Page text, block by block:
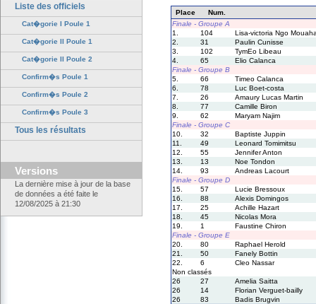
Liste des officiels
Cat�gorie I Poule 1
Cat�gorie II Poule 1
Cat�gorie II Poule 2
Confirm�s Poule 1
Confirm�s Poule 2
Confirm�s Poule 3
Tous les résultats
Versions
La dernière mise à jour de la base
de données a été faite le
12/08/2025 à 21:30
Place
Num.
Finale - Groupe A
1.
104
Lisa-victoria Ngo
2.
31
Paulin Cunisse
3.
102
TymEo Libeau
4.
65
Elio Calanca
Finale - Groupe B
5.
66
Timeo Calanca
6.
78
Luc Boet-costa
7.
26
Amaury Lucas Martin
8.
77
Camille Biron
9.
62
Maryam Najim
Finale - Groupe C
10.
32
Baptiste Juppin
11.
49
Leonard Tomimitsu
12.
55
Jennifer Anton
13.
13
Noe Tondon
14.
93
Andreas Lacourt
Finale - Groupe D
15.
57
Lucie Bressoux
16.
88
Alexis Domingos
17.
25
Achille Hazart
18.
45
Nicolas Mora
19.
1
Faustine Chiron
Finale - Groupe E
20.
80
Raphael Herold
21.
50
Fanely Bottin
22.
6
Cleo Nassar
Non classés
26
27
Amelia Saitta
26
14
Florian Verguet-bailly
26
83 Badis Brugvin